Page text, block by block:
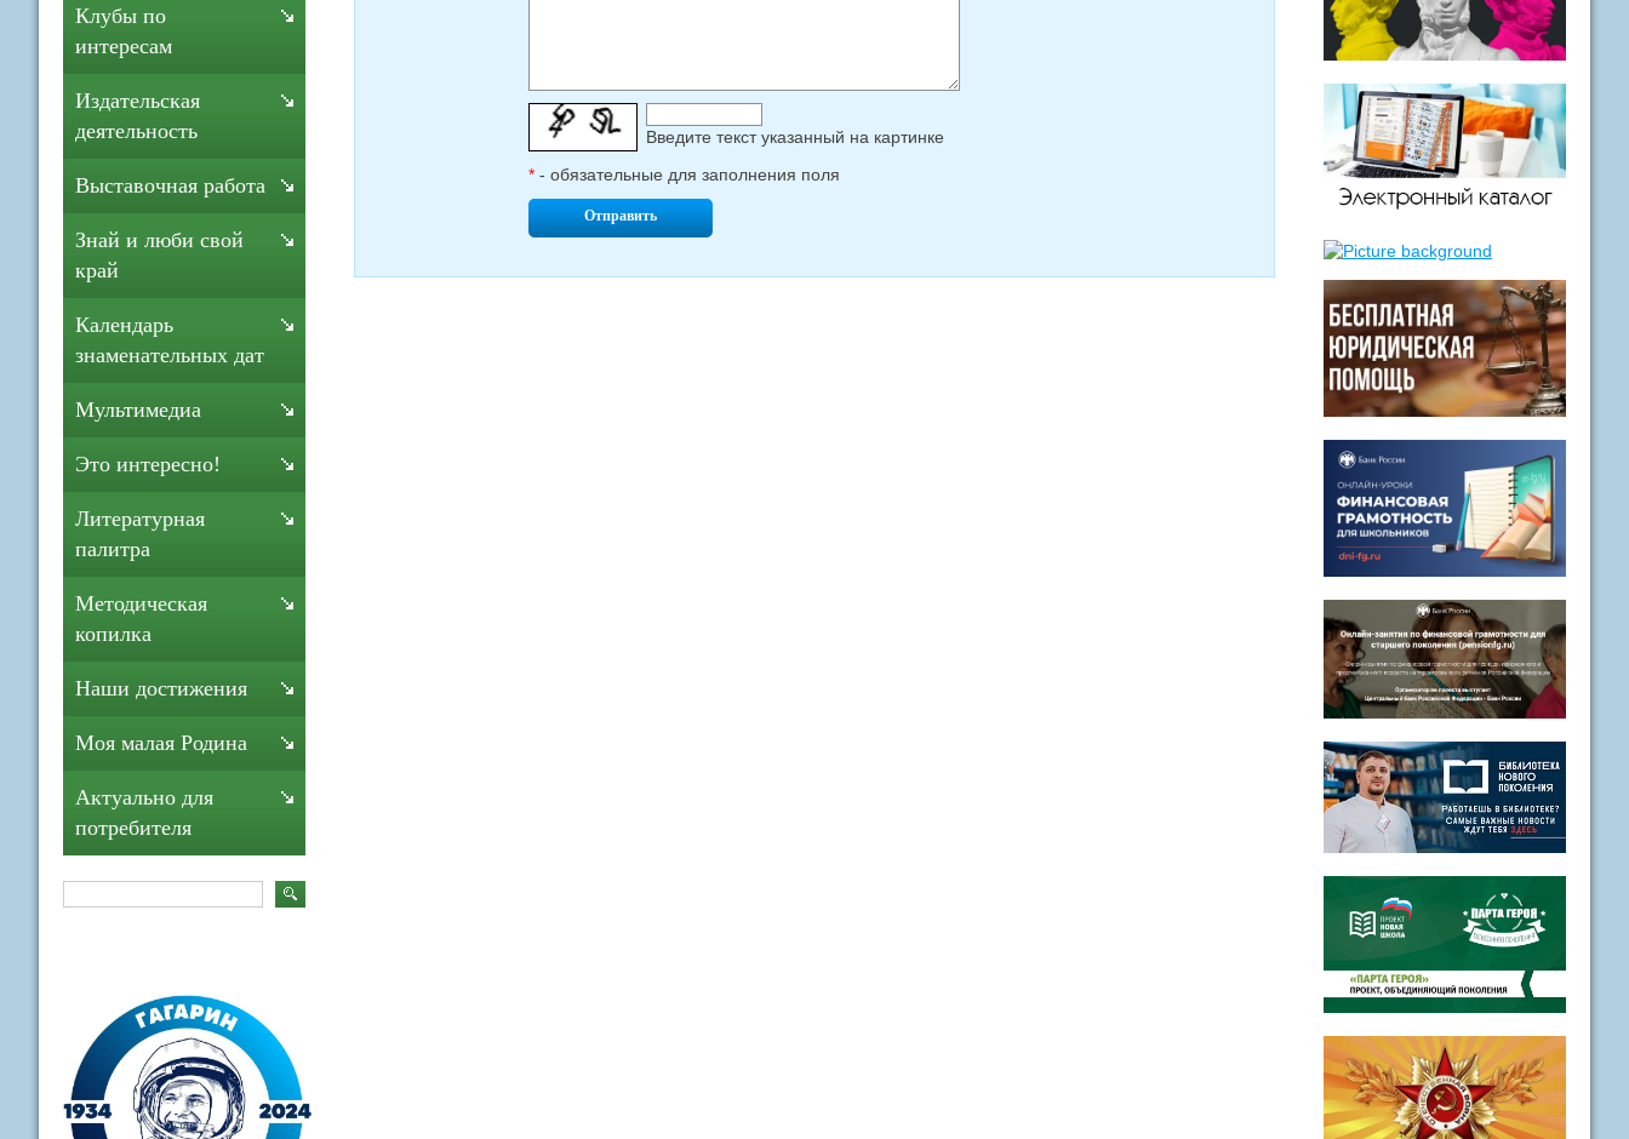
Введите текcт указанный на картинке
* - обязательные для заполнения поля
Отправить
Клубы по
интересам
Издательская
деятельность
Выставочная работа
Знай и люби свой
край
Календарь
знаменательных дат
Мультимедиа
Это интересно!
Литературная
палитра
Методическая
копилка
Наши достижения
Моя малая Родина
Актуально для
потребителя